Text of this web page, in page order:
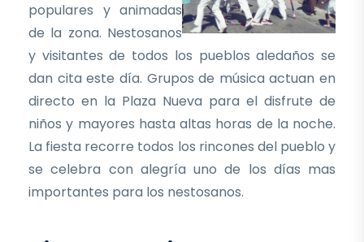
populares y animadas
de la zona. Nestosanos
y visitantes de todos los pueblos aledaños se
dan cita este día. Grupos de música actuan en
directo en la Plaza Nueva para el disfrute de
niños y mayores hasta altas horas de la noche.
La fiesta recorre todos los rincones del pueblo y
se celebra con alegría uno de los días mas
importantes para los nestosanos.